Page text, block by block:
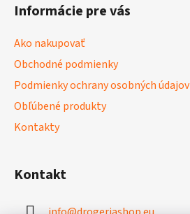
Informácie pre vás
Ako nakupovať
Obchodné podmienky
Podmienky ochrany osobných údajov
Obľúbené produkty
Kontakty
Kontakt